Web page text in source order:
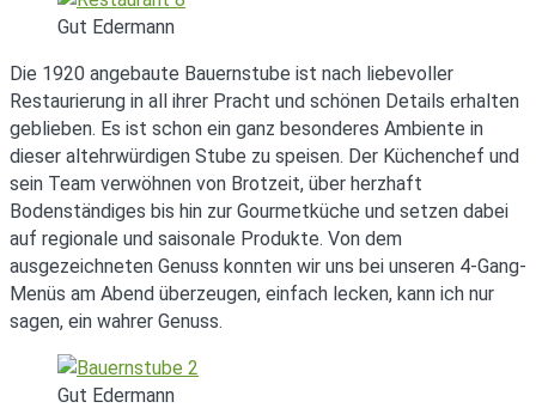
Gut Edermann
Die 1920 angebaute Bauernstube ist nach liebevoller
Restaurierung in all ihrer Pracht und schönen Details erhalten
geblieben. Es ist schon ein ganz besonderes Ambiente in
dieser altehrwürdigen Stube zu speisen. Der Küchenchef und
sein Team verwöhnen von Brotzeit, über herzhaft
Bodenständiges bis hin zur Gourmetküche und setzen dabei
auf regionale und saisonale Produkte. Von dem
ausgezeichneten Genuss konnten wir uns bei unseren 4-Gang-
Menüs am Abend überzeugen, einfach lecken, kann ich nur
sagen, ein wahrer Genuss.
Gut Edermann